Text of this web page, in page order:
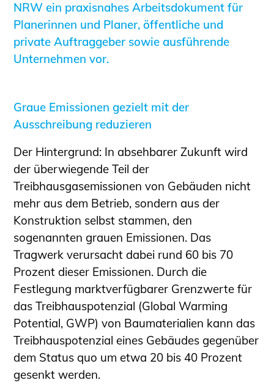
Sachkundige für Zustands- und
Funktionsprüfung privater
Abwasserleitungen
Vereinbarungen mit
Zusatzqualifikationen
Geschützter Bereich
Informationen für Auftraggeber und
Verbraucher
Ingenieursuche (Mitglieder der IK-Bau
NRW)
Fachlisten
Bauherren-ABC
Informationen für Schülerinnen,
Schüler und Studierende
Projekte für Schülerinnen und Schüler
START.ING. Das Studierenden Praxis-
Programm
Wissenswertes für Studierende
Wettbewerbe für Studierende
BLING.BLING.
NRW ein praxisnahes Arbeitsdokument für
Planerinnen und Planer, öffentliche und
private Auftraggeber sowie ausführende
Unternehmen vor.
Graue Emissionen gezielt mit der
Ausschreibung reduzieren
Der Hintergrund: In absehbarer Zukunft wird
der überwiegende Teil der
Treibhausgasemissionen von Gebäuden nicht
mehr aus dem Betrieb, sondern aus der
Konstruktion selbst stammen, den
sogenannten grauen Emissionen. Das
Tragwerk verursacht dabei rund 60 bis 70
Prozent dieser Emissionen. Durch die
Festlegung marktverfügbarer Grenzwerte für
das Treibhauspotenzial (Global Warming
Potential, GWP) von Baumaterialien kann das
Treibhauspotenzial eines Gebäudes gegenüber
dem Status quo um etwa 20 bis 40 Prozent
gesenkt werden.